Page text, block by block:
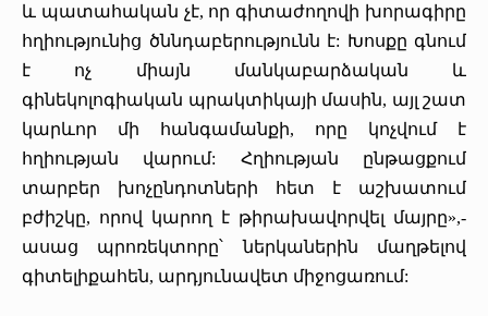
և պատահական չէ, որ գիտաժողովի խորագիրը
հղիությունից ծննդաբերությունն է: Խոսքը գնում
է ոչ միայն մանկաբարձական և
գինեկոլոգիական պրակտիկայի մասին, այլ շատ
կարևոր մի հանգամանքի, որը կոչվում է
հղիության վարում: Հղիության ընթացքում
տարբեր խոչընդոտների հետ է աշխատում
բժիշկը, որով կարող է թիրախավորվել մայրը»,-
ասաց պրոռեկտորը՝ ներկաներին մաղթելով
գիտելիքահեն, արդյունավետ միջոցառում: